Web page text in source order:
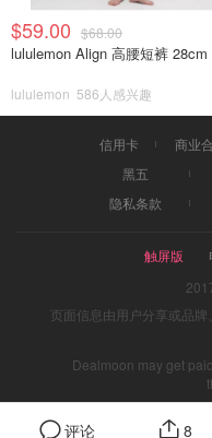
评论 8
$59.00 $68.00
lululemon Align 高腰短裤 28cm
lululemon 586人感兴趣
信用卡 商业
黑五
隐私条款
触屏版
页面信息由用户分享或品
Dealmoon may get